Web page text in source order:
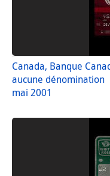
Canada, Banque
aucune dénomination
mai 2001